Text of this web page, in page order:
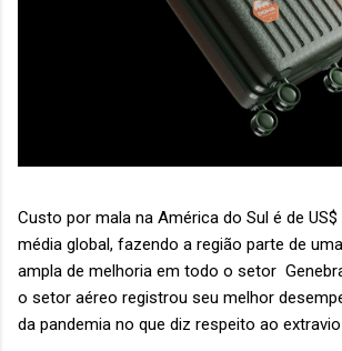
Custo por mala na América do Sul é de US$
média global, fazendo a região parte de
ampla de melhoria em todo o setor
o setor aéreo registrou seu melhor
da pandemia no que diz respeito ao